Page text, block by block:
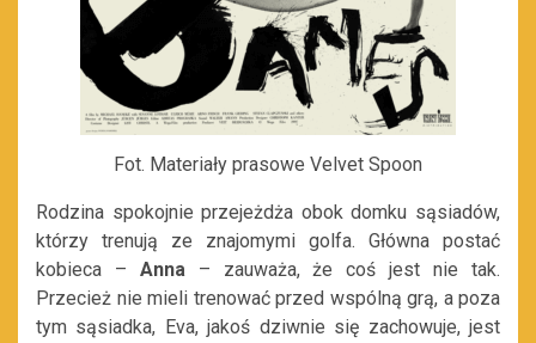
Fot. Materiały prasowe Velvet Spoon
Rodzina spokojnie przejeżdża obok domku sąsiadów,
którzy trenują ze znajomymi golfa. Główna postać
kobieca – Anna– zauważa, że coś jest nie tak.
Przecież nie mieli trenować przed wspólną grą, a poza
tym sąsiadka, Eva, jakoś dziwnie się zachowuje, jest